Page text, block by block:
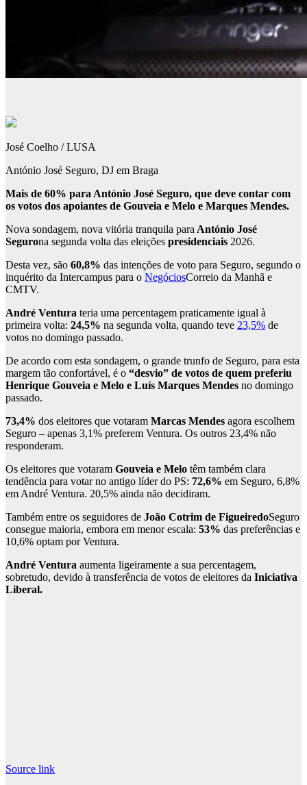
José Coelho / LUSA
António José Seguro, DJ em Braga
Mais de 60% para António José Seguro, que deve contar com
os votos dos apoiantes de Gouveia e Melo e Marques Mendes.
Nova sondagem, nova vitória tranquila paraAntónio José
Segurona segunda volta das eleições presidenciais 2026.
Desta vez, são 60,8% das intenções de voto para Seguro, segundo o
inquérito da Intercampus para o NegóciosCorreio da Manhã e
CMTV.
André Ventura teria uma percentagem praticamente igual à
primeira volta: 24,5% na segunda volta, quando teve 23,5% de
votos no domingo passado.
De acordo com esta sondagem, o grande trunfo de Seguro, para esta
margem tão confortável, é o “desvio” de votos de quem preferiu
Henrique Gouveia e Melo e Luís Marques Mendes no domingo
passado.
73,4% dos eleitores que votaram Marcas Mendes agora escolhem
Seguro – apenas 3,1% preferem Ventura. Os outros 23,4% não
responderam.
Os eleitores que votaram Gouveia e Melo têm também clara
tendência para votar no antigo líder do PS: 72,6% em Seguro, 6,8%
em André Ventura. 20,5% ainda não decidiram.
Também entre os seguidores de João Cotrim de FigueiredoSeguro
consegue maioria, embora em menor escala: 53% das preferências e
10,6% optam por Ventura.
André Ventura aumenta ligeiramente a sua percentagem,
sobretudo, devido à transferência de votos de eleitores da Iniciativa
Liberal.
Source link